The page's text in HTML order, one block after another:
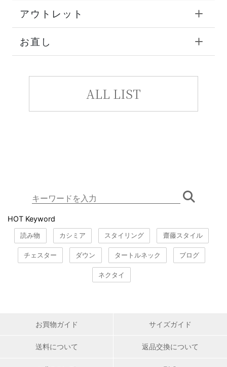
アウトレット
お直し
ALL LIST
HOT Keyword
読み物 カシミア スタイリング 齋藤スタイル
チェスター ダウン タートルネック ブログ
ネクタイ
お買物ガイド サイズガイド
送料について 返品交換について